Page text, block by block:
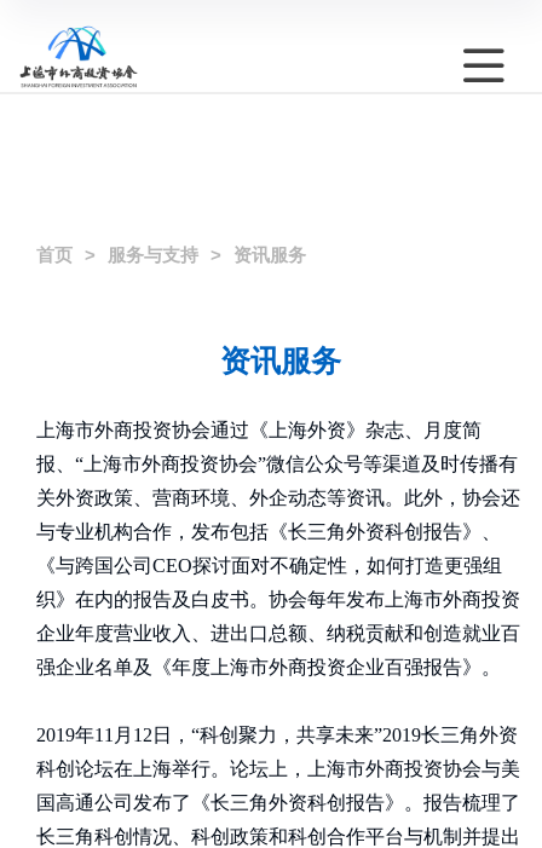
首页 服务与支持 资讯服务
资讯服务
上海市外商投资协会通过《上海外资》杂志、月度简
报、“上海市外商投资协会”微信公众号等渠道及时传播有
关外资政策、营商环境、外企动态等资讯。此外，协会还
与专业机构合作，发布包括《长三角外资科创报告》、
《与跨国公司CEO探讨面对不确定性，如何打造更强组
织》在内的报告及白皮书。协会每年发布上海市外商投资
企业年度营业收入、进出口总额、纳税贡献和创造就业百
强企业名单及《年度上海市外商投资企业百强报告》。
2019年11月12日，“科创聚力，共享未来”2019长三角外资
科创论坛在上海举行。论坛上，上海市外商投资协会与美
国高通公司发布了《长三角外资科创报告》。报告梳理了
长三角科创情况、科创政策和科创合作平台与机制并提出